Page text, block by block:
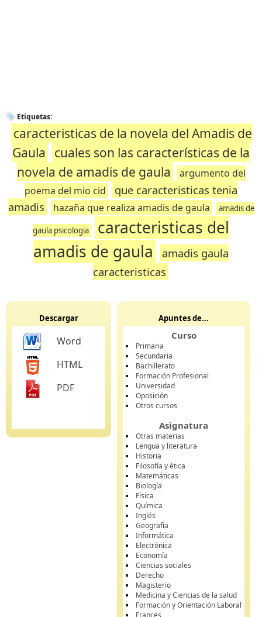
Etiquetas:
caracteristicas de la novela del Amadis de
Gaula cuales son las características de la
novela de amadis de gaula
argumento del
poema del mio cid
que caracteristicas tenia
amadis
hazaña que realiza amadis de gaula amadis de
gaula psicologia
caracteristicas del
amadis de gaula
amadis gaula
caracteristicas
Descargar
Word
HTML
PDF
Apuntes de...
Curso
Primaria
Secundaria
Bachillerato
Formación Profesional
Universidad
Oposición
Otros cursos
Asignatura
Otras materias
Lengua y literatura
Historia
Filosofía y ética
Matemáticas
Biología
Física
Química
Inglés
Geografía
Informática
Electrónica
Economía
Ciencias sociales
Derecho
Magisterio
Medicina y Ciencias de la salud
Formación y Orientación Laboral
Francés